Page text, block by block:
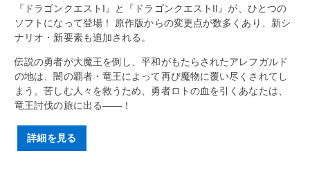
『ドラゴンクエストI』と『ドラゴンクエストII』が、ひとつの
ソフトになって登場！ 原作版からの変更点が数多くあり、新シ
ナリオ・新要素も追加される。
伝説の勇者が大魔王を倒し、平和がもたらされたアレフガルド
の地は、闇の覇者・竜王によって再び魔物に覆い尽くされてし
まう。苦しむ人々を救うため、勇者ロトの血を引くあなたは、
竜王討伐の旅に出る――！
詳細を見る